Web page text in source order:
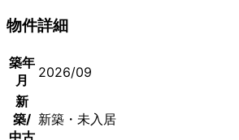
物件詳細
築年
月
2026/09
新
築/
中古
新築・未入居